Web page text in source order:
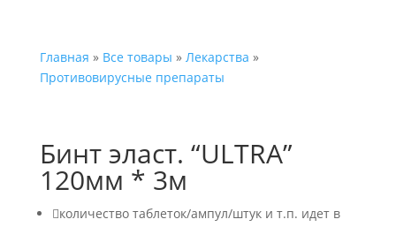
Главная » Все товары » Лекарства »
Противовирусные препараты
Бинт эласт. “ULTRA”
120мм * 3м
количество таблеток/ампул/штук и т.п. идет в